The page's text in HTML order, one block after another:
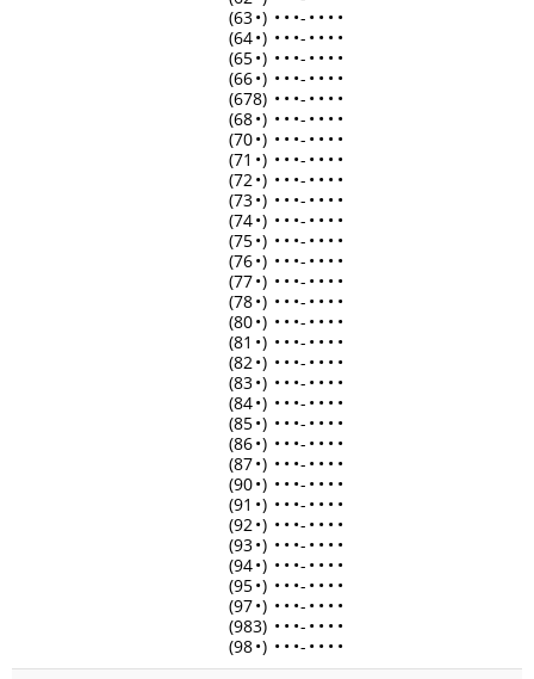
(63•) • • •- • • • •
(64•) • • •- • • • •
(65•) • • •- • • • •
(66•) • • •- • • • •
(678) • • •- • • • •
(68•) • • •- • • • •
(70•) • • •- • • • •
(71 •) • • •- • • • •
(72•) • • •- • • • •
(73•) • • •- • • • •
(74•) • • •- • • • •
(75•) • • •- • • • •
(76•) • • •- • • • •
(77•) • • •- • • • •
(78•) • • •- • • • •
(80•) • • •- • • • •
(81 •) • • •- • • • •
(82•) • • •- • • • •
(83•) • • •- • • • •
(84•) • • •- • • • •
(85•) • • •- • • • •
(86•) • • •- • • • •
(87•) • • •- • • • •
(90•) • • •- • • • •
(91 •) • • •- • • • •
(92•) • • •- • • • •
(93•) • • •- • • • •
(94•) • • •- • • • •
(95•) • • •- • • • •
(97•) • • •- • • • •
(983) • • •- • • • •
(98•) • • •- • • • •